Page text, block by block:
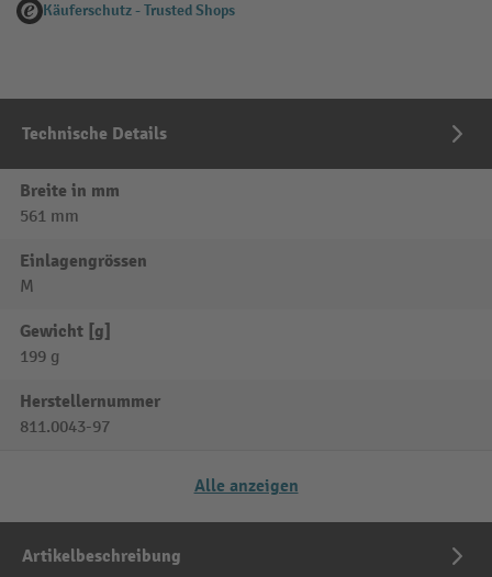
Käuferschutz - Trusted Shops
Technische Details
Breite in mm
561 mm
Einlagengrössen
M
Gewicht [g]
199 g
Herstellernummer
811.0043-97
Alle anzeigen
Artikelbeschreibung